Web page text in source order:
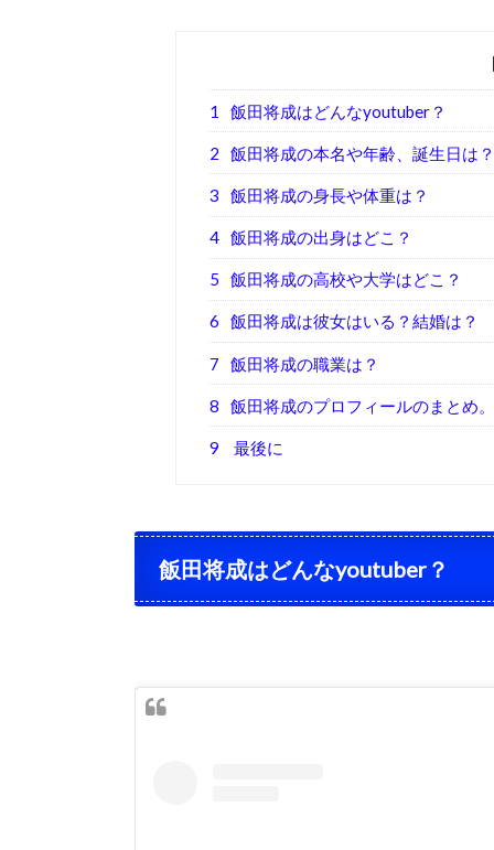
1 飯田将成はどんなyoutuber？
2 飯田将成の本名や年齢、誕生日は
3 飯田将成の身長や体重は？
4 飯田将成の出身はどこ？
5 飯田将成の高校や大学はどこ？
6 飯田将成は彼女はいる？結婚は？
7 飯田将成の職業は？
8 飯田将成のプロフィールのまとめ
9 最後に
飯田将成はどんなyoutuber？